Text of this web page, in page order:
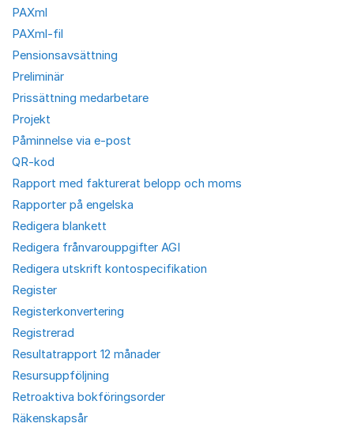
PAXml
PAXml-fil
Pensionsavsättning
Preliminär
Prissättning medarbetare
Projekt
Påminnelse via e-post
QR-kod
Rapport med fakturerat belopp och moms
Rapporter på engelska
Redigera blankett
Redigera frånvarouppgifter AGI
Redigera utskrift kontospecifikation
Register
Registerkonvertering
Registrerad
Resultatrapport 12 månader
Resursuppföljning
Retroaktiva bokföringsorder
Räkenskapsår